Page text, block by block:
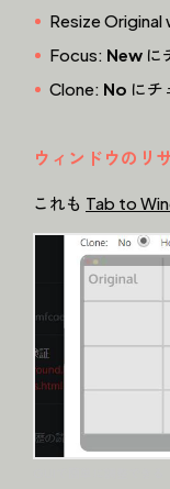
Resize Original
Focus: New に
Clone: No にチ
ウィンドウのリ
これも Tab to